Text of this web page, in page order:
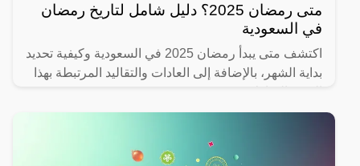
متى رمضان 2025؟ دليل شامل لتاريخ رمضان
في السعودية
اكتشف متى يبدأ رمضان 2025 في السعودية وكيفية تحديد
بداية الشهر، بالإضافة إلى العادات والتقاليد المرتبطة بهذا